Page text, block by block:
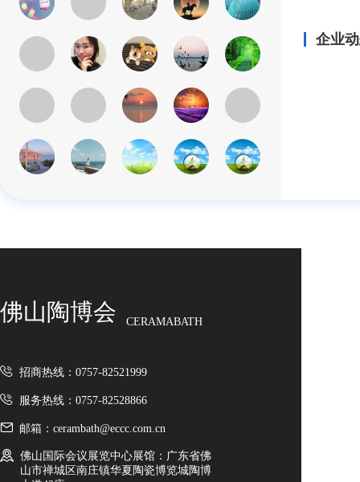
企业
佛山陶博会 CERAMABATH
招商热线：0757-82521999
服务热线：0757-82528866
邮箱：cerambath@eccc.com.cn
佛山国际会议展览中心展馆：广东省佛
山市禅城区南庄镇华夏陶瓷博览城陶博